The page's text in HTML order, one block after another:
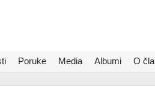
Poruke Media Albumi O